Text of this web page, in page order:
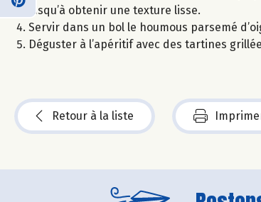
jusqu’à obtenir une texture lisse.
Servir dans un bol le houmous parsemé
Déguster à l’apéritif avec des tartines
Retour à la liste